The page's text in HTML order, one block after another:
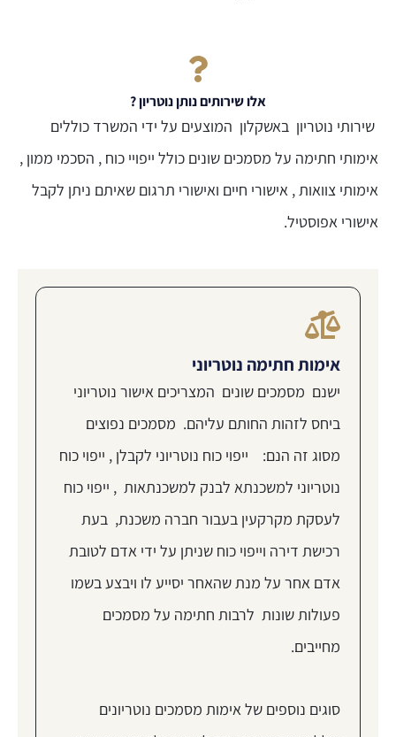
אלו שירותים נותן נוטריון ?
שירותי נוטריון באשקלון המוצעים על ידי המשרד כוללים
אימותי חתימה על מסמכים שונים כולל ייפויי כוח , הסכמי ממון ,
אימותי צוואות , אישורי חיים ואישורי תרגום שאיתם ניתן לקבל
אישורי אפוסטיל.
אימות חתימה נוטריוני
ישנם מסמכים שונים המצריכים אישור נוטריוני
ביחס לזהות החותם עליהם. מסמכים נפוצים
מסוג זה הנם: ייפוי כוח נוטריוני לקבלן , ייפוי כוח
נוטריוני למשכנתא לבנק למשכנתאות , ייפוי כוח
לעסקת מקרקעין בעבור חברה משכנת, בעת
רכישת דירה וייפוי כוח שניתן על ידי אדם לטובת
אדם אחר על מנת שהאחר יסייע לו ויבצע בשמו
פעולות שונות לרבות חתימה על מסמכים
מחייבים.
סוגים נוספים של אימות מסמכים נוטריונים